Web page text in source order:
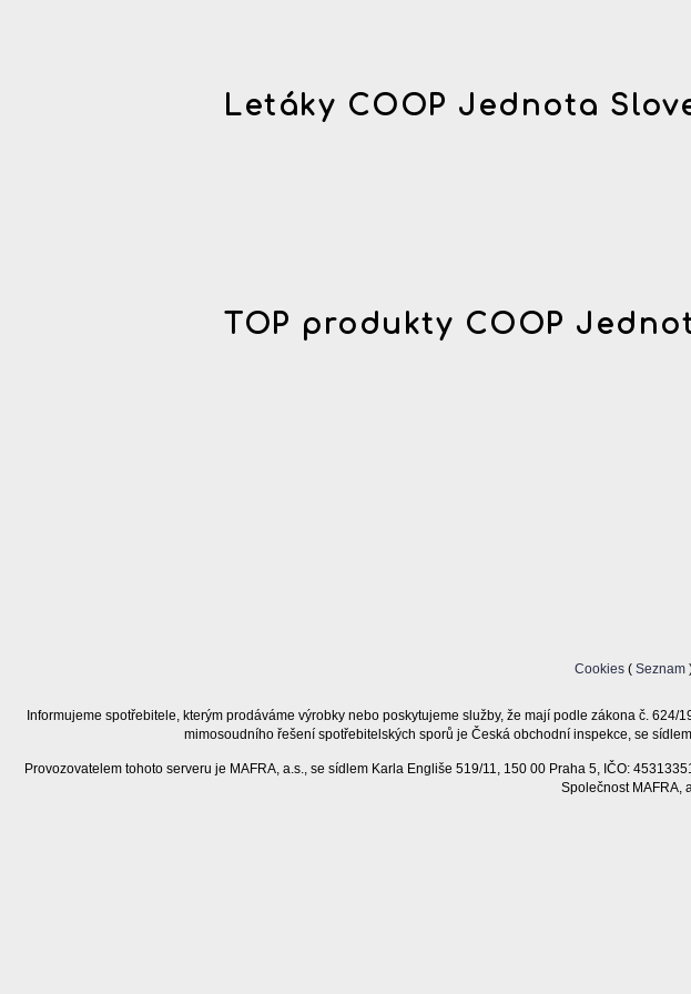
Letáky COOP Jednota
TOP produkty COOP
Cookies (Seznam
Informujeme spotřebitele, kterým prodáváme výrobky nebo poskytujeme služby, že mají podle zákona č.
mimosoudního řešení spotřebitelských sporů je Česká obchodní inspekce, se
Provozovatelem tohoto serveru je MAFRA, a.s., se sídlem Karla Engliše 519/11, 150 00 Praha 5, IČO:
Společnost MAFRA,